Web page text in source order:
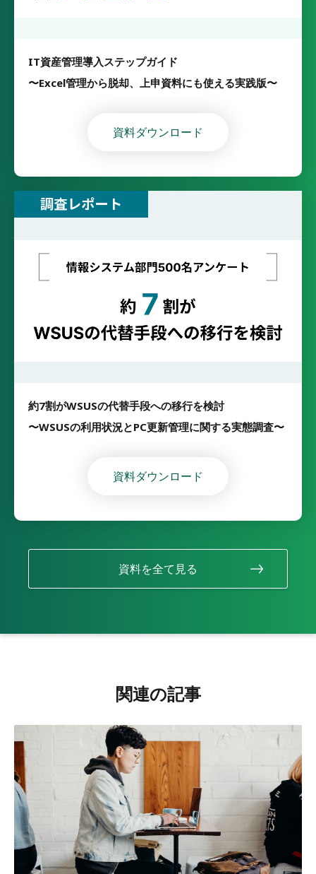
IT資産管理導入ステップガイド
〜Excel管理から脱却、上申資料にも使える実践版〜
資料ダウンロード
約7割がWSUSの代替手段への移行を検討
〜WSUSの利用状況とPC更新管理に関する実態調査〜
資料ダウンロード
資料を全て見る
関連の記事